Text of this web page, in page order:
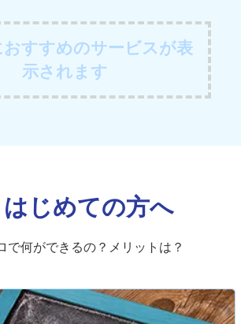
おすすめのサービスが表
示されます
はじめての方へ
で何ができるの？メリットは？